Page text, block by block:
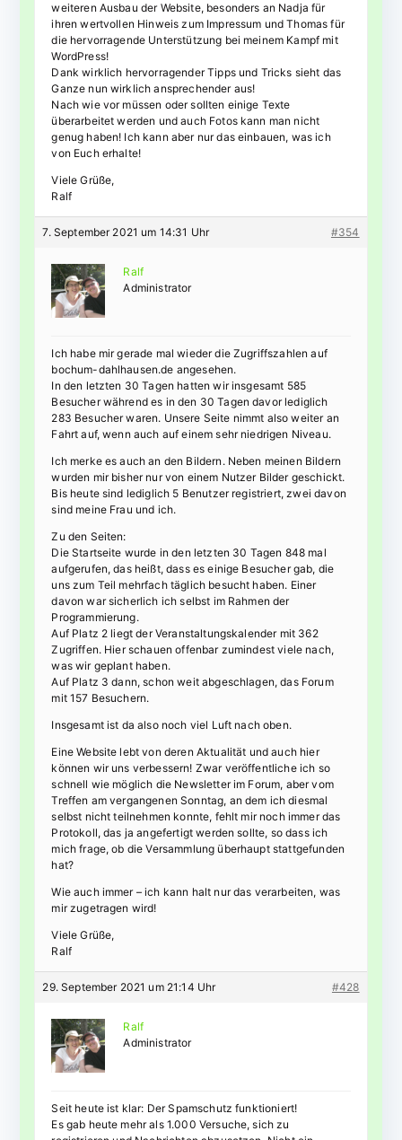
weiteren Ausbau der Website, besonders an Nadja für
ihren wertvollen Hinweis zum Impressum und Thomas für
die hervorragende Unterstützung bei meinem Kampf mit
WordPress!
Dank wirklich hervorragender Tipps und Tricks sieht das
Ganze nun wirklich ansprechender aus!
Nach wie vor müssen oder sollten einige Texte
überarbeitet werden und auch Fotos kann man nicht
genug haben! Ich kann aber nur das einbauen, was ich
von Euch erhalte!
Viele Grüße,
Ralf
7. September 2021 um 14:31 Uhr #354
Ralf
Administrator
Ich habe mir gerade mal wieder die Zugriffszahlen auf
bochum-dahlhausen.de angesehen.
In den letzten 30 Tagen hatten wir insgesamt 585
Besucher während es in den 30 Tagen davor lediglich
283 Besucher waren. Unsere Seite nimmt also weiter an
Fahrt auf, wenn auch auf einem sehr niedrigen Niveau.
Ich merke es auch an den Bildern. Neben meinen Bildern
wurden mir bisher nur von einem Nutzer Bilder geschickt.
Bis heute sind lediglich 5 Benutzer registriert, zwei davon
sind meine Frau und ich.
Zu den Seiten:
Die Startseite wurde in den letzten 30 Tagen 848 mal
aufgerufen, das heißt, dass es einige Besucher gab, die
uns zum Teil mehrfach täglich besucht haben. Einer
davon war sicherlich ich selbst im Rahmen der
Programmierung.
Auf Platz 2 liegt der Veranstaltungskalender mit 362
Zugriffen. Hier schauen offenbar zumindest viele nach,
was wir geplant haben.
Auf Platz 3 dann, schon weit abgeschlagen, das Forum
mit 157 Besuchern.
Insgesamt ist da also noch viel Luft nach oben.
Eine Website lebt von deren Aktualität und auch hier
können wir uns verbessern! Zwar veröffentliche ich so
schnell wie möglich die Newsletter im Forum, aber vom
Treffen am vergangenen Sonntag, an dem ich diesmal
selbst nicht teilnehmen konnte, fehlt mir noch immer das
Protokoll, das ja angefertigt werden sollte, so dass ich
mich frage, ob die Versammlung überhaupt stattgefunden
hat?
Wie auch immer – ich kann halt nur das verarbeiten, was
mir zugetragen wird!
Viele Grüße,
Ralf
29. September 2021 um 21:14 Uhr #428
Ralf
Administrator
Seit heute ist klar: Der Spamschutz funktioniert!
Es gab heute mehr als 1.000 Versuche, sich zu